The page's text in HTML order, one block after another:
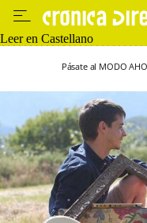
Leer en Castellano
Pásate al MODO